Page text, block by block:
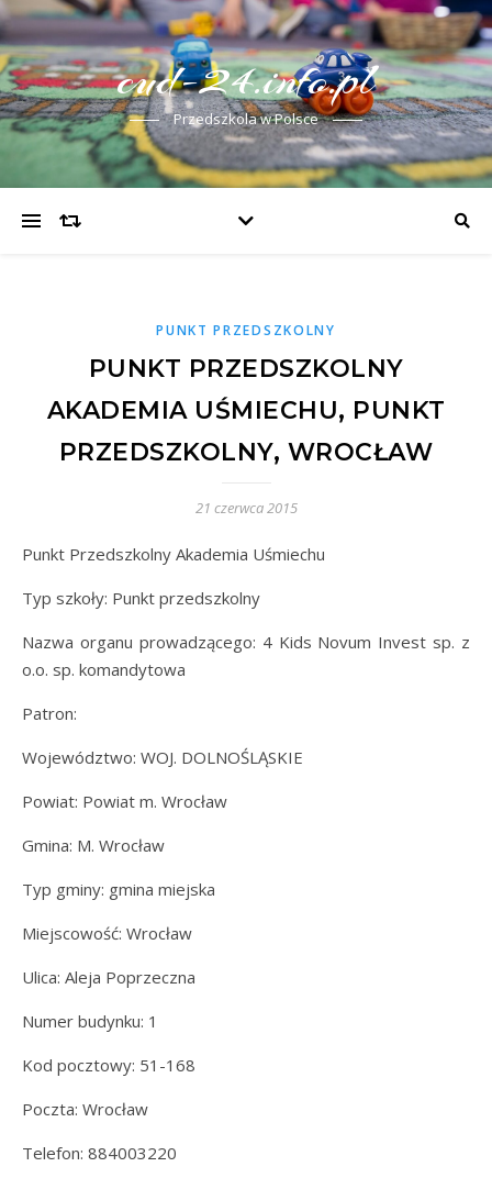
cud-24.info.pl
Przedszkola w Polsce
PUNKT PRZEDSZKOLNY
PUNKT PRZEDSZKOLNY
AKADEMIA UŚMIECHU, PUNKT
PRZEDSZKOLNY, WROCŁAW
21 czerwca 2015
Punkt Przedszkolny Akademia Uśmiechu
Typ szkoły: Punkt przedszkolny
Nazwa organu prowadzącego: 4 Kids Novum Invest sp. z
o.o. sp. komandytowa
Patron:
Województwo: WOJ. DOLNOŚLĄSKIE
Powiat: Powiat m. Wrocław
Gmina: M. Wrocław
Typ gminy: gmina miejska
Miejscowość: Wrocław
Ulica: Aleja Poprzeczna
Numer budynku: 1
Kod pocztowy: 51-168
Poczta: Wrocław
Telefon: 884003220